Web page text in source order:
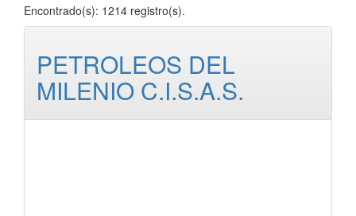
Encontrado(s): 1214 registro(s).
PETROLEOS DEL
MILENIO C.I.S.A.S.